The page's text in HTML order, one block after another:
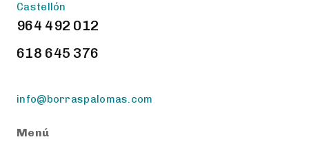
Castellón
964 492 012
618 645 376
info@borraspalomas.com
Menú